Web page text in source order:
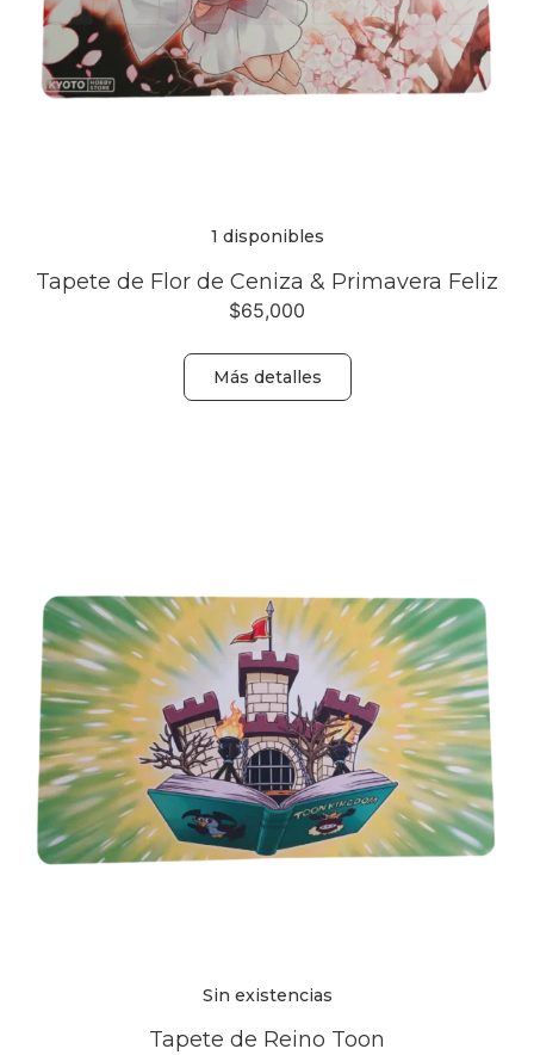
1 disponibles
Tapete de Flor de Ceniza & Primavera Feliz
$65,000
Más detalles
Sin existencias
Tapete de Reino Toon